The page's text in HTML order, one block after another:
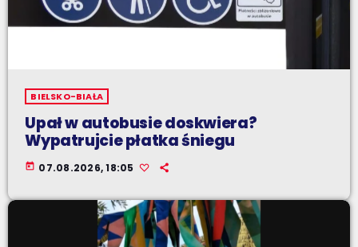
BIELSKO-BIAŁA
Upał w autobusie doskwiera?
Wypatrujcie płatka śniegu
today 07.08.2026, 18:05